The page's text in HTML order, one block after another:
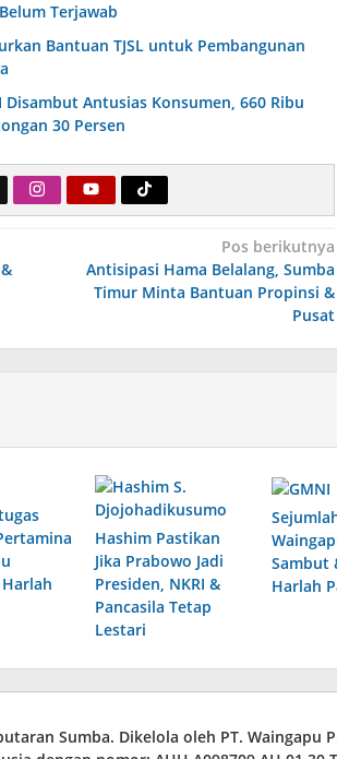
Terjawab
Bantuan TJSL untuk Pembangunan
Antusias Konsumen, 660 Ribu
30 Persen
Pos berikutnya
Antisipasi Hama Belalang, Sumba
Timur Minta Bantuan Propinsi &
Pusat
Hashim Pastikan
Jika Prabowo Jadi
Presiden, NKRI &
Pancasila Tetap
Lestari
Sambut
Harlah
Sumba. Dikelola oleh PT.